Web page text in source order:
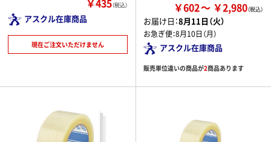
（税込）
アスクル在庫商品
現在ご注文いただけません
￥602 ￥2,980
お届け日：8月11日（火）
お急ぎ便：8月10日（月）
アスクル在庫商品
販売単位違いの商品が2商品あります